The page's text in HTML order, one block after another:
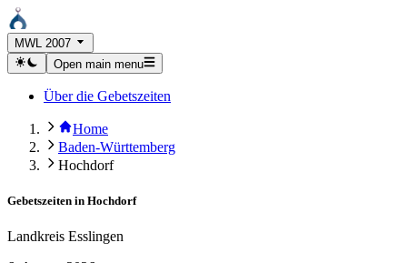
MWL 2007
Open main menu
Über die Gebetszeiten
Home
Baden-Württemberg
Hochdorf
Gebetszeiten in Hochdorf
Landkreis Esslingen